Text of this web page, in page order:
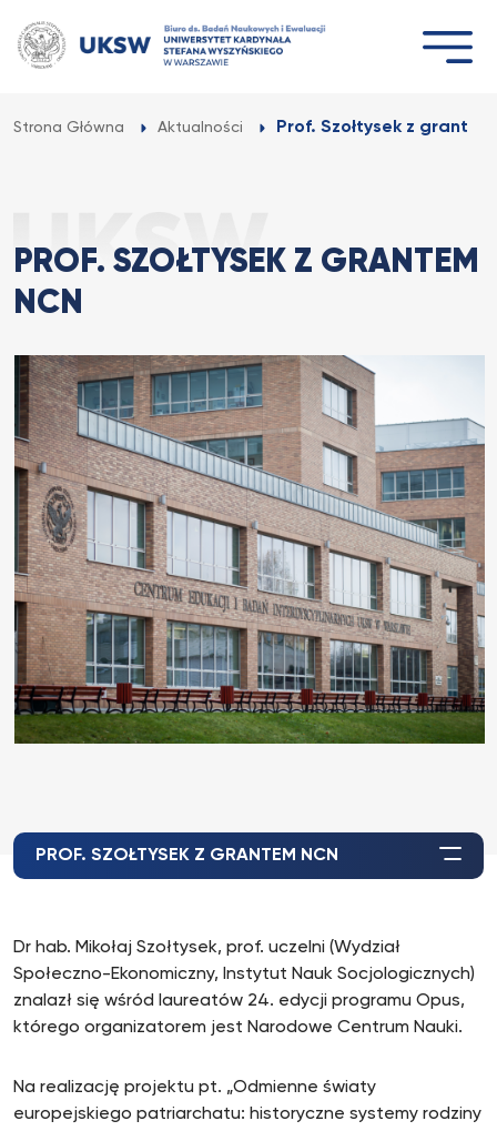
do
treści
Strona Główna Aktualności Prof. Szołtysek z grantem
PROF. SZOŁTYSEK Z GRANTEM
NCN
PROF. SZOŁTYSEK Z GRANTEM NCN
Dr hab. Mikołaj Szołtysek, prof. uczelni (Wydział
Społeczno-Ekonomiczny, Instytut Nauk Socjologicznych)
znalazł się wśród laureatów 24. edycji programu Opus,
którego organizatorem jest Narodowe Centrum Nauki.
Na realizację projektu pt. „Odmienne światy
europejskiego patriarchatu: historyczne systemy rodziny